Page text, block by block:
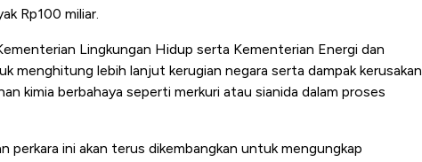
Rp100 miliar.
Lingkungan Hidup serta Kementerian Energi dan
menghitung lebih lanjut kerugian negara serta dampak kerusakan
kimia berbahaya seperti merkuri atau sianida dalam proses
perkara ini akan terus dikembangkan untuk mengungkap